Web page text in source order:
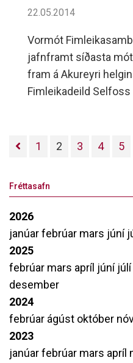
22.05.2014
Vormót
jafnframt síðasta
fram á Akureyri
Fimleikadeild
1
2 3 4 5
Fréttasafn
2026
janúarfebrúar mars júní
2025
febrúar mars apríl júní júlí
desember
2024
febrúar ágúst október
2023
janúarfebrúar mars apríl